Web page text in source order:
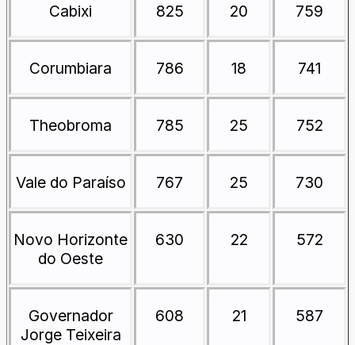
Cabixi 825 20 759
Corumbiara 786 18 741
Theobroma 785 25 752
Vale do Paraíso 767 25 730
Novo Horizonte
do Oeste
630 22 572
Governador
Jorge Teixeira
608 21 587